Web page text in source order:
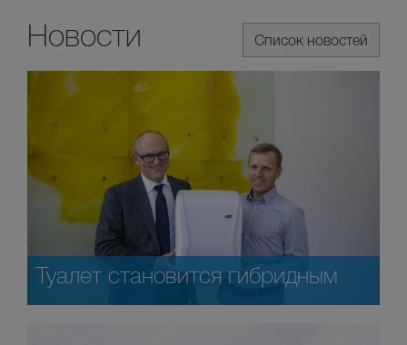
Список новостей
Новости
Туалет становится гибридным